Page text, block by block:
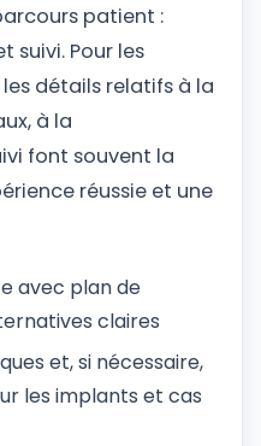
patient :
suivi. Pour les
détails relatifs à la
à la
font souvent la
réussie et une
avec plan de
claires
et, si nécessaire,
les implants et cas